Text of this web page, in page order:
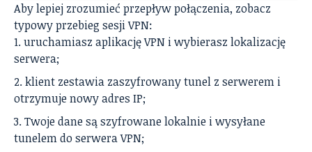
Aby lepiej zrozumieć przepływ połączenia, zobacz
typowy przebieg sesji VPN:
uruchamiasz aplikację VPN i wybierasz lokalizację
serwera;
klient zestawia zaszyfrowany tunel z serwerem i
otrzymuje nowy adres IP;
Twoje dane są szyfrowane lokalnie i wysyłane
tunelem do serwera VPN;